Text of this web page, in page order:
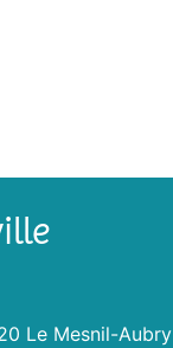
Le Mesnil-Aubry